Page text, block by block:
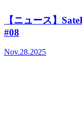
【ニュース】
#08
Nov.28.2025